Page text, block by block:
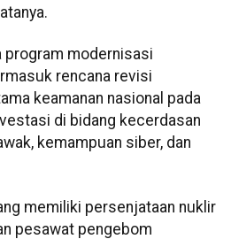
program modernisasi
rencana revisi
keamanan nasional pada
di bidang kecerdasan
kemampuan siber, dan
memiliki persenjataan nuklir
pesawat pengebom